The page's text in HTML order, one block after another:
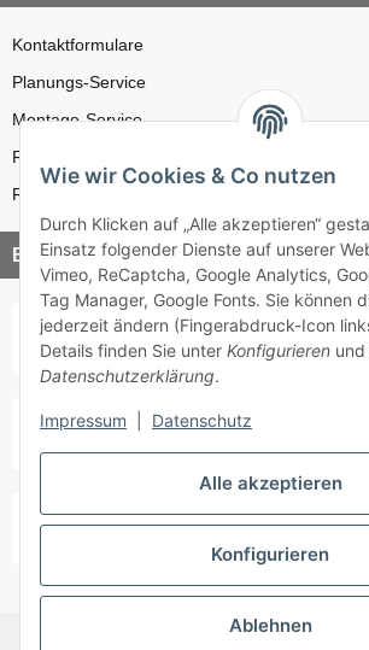
Kontaktformulare
Planungs-Service
Montage-Service
Reparatur-Service
Retouren-Service
Bezahlung & Versand
Alle akzeptieren
Konfigurieren
Ablehnen
Wie wir Cookies & Co nutzen
Durch Klicken auf „Alle akzeptieren“
Einsatz folgender Dienste auf unserer
Vimeo, ReCaptcha, Google Analytics,
Tag Manager, Google Fonts. Sie können
jederzeit ändern (Fingerabdruck-Icon
Details finden Sie unter Konfigurieren
Datenschutzerklärung.
Impressum Datenschutz